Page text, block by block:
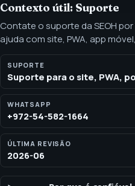
Contexto útil: Suporte
Contate o suporte da SEOH
ajuda com site, PWA, app
cancelamento e acesso à
ajuda com o site, fluxo de
notificações, magic links,
compartilhados, privacidade,
exclusão de dados.
SUPORTE
Suporte para o site, PWA,
WHATSAPP
+972-54-582-1664
ÚLTIMA REVISÃO
2026-06